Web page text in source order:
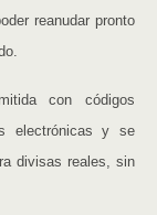
reanudar pronto
con códigos
electrónicas y se
divisas reales, sin